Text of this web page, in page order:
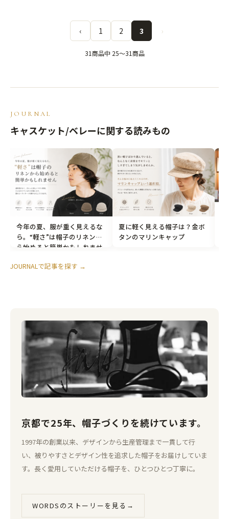
‹ 1 2 3 ›
31商品中 25〜31商品
JOURNAL
キャスケット/ベレーに関する読みもの
今年の夏、服が重く見えるな
ら。“軽さ”は帽子のリネンか
ら始めると簡単かもしれませ
夏に軽く見える帽子は？金ボ
タンのマリンキャップ
JOURNALで記事を探す →
京都で25年、帽子づくりを続けています。
1997年の創業以来、デザインから生産管理まで一貫して行
い、被りやすさとデザイン性を追求した帽子をお届けしていま
す。長く愛用していただける帽子を、ひとつひとつ丁寧に。
WORDSのストーリーを見る →